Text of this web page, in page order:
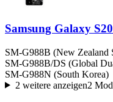
Samsung Galaxy
SM-G988B (New Zealand
SM-G988B/DS (Global
SM-G988N (South Korea)
2 weitere anzeigen2